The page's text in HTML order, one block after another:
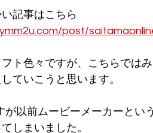
記事はこちら
post/
ト色々ですが、こちらでは
ていこうと思います。
が以前ムービーメーカーと
しまいました。